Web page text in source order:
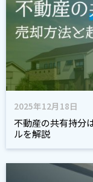
2025年12月18日
不動産の共有持分
ルを解説